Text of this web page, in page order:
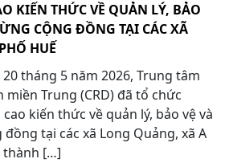
KIẾN THỨC VỀ QUẢN LÝ, BẢO
CỘNG ĐỒNG TẠI CÁC XÃ
HUẾ
tháng 5 năm 2026, Trung tâm
Trung (CRD) đã tổ chức
kiến thức về quản lý, bảo vệ và
tại các xã Long Quảng, xã A
thành […]